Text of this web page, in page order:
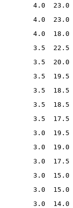
4.0
4.0
4.0
3.5
3.5
3.5
3.5
3.5
3.5
3.0
3.0
3.0
3.0
3.0
3.0